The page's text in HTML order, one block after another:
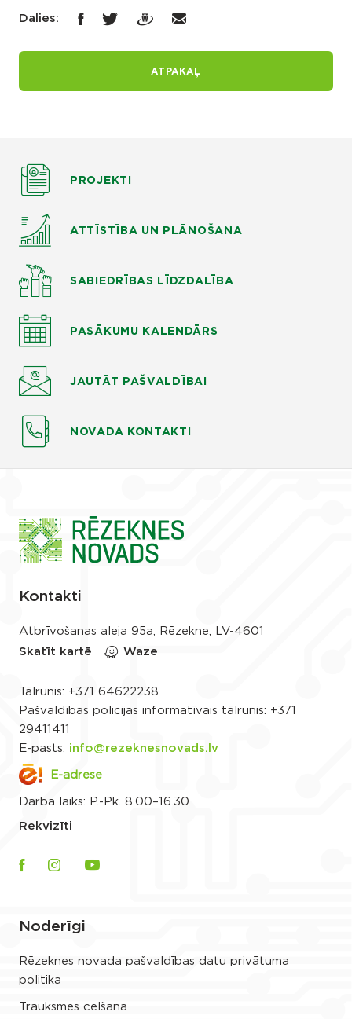
Dalies:
ATPAKAĻ
PROJEKTI
ATTĪSTĪBA UN PLĀNOŠANA
SABIEDRĪBAS LĪDZDALĪBA
PASĀKUMU KALENDĀRS
JAUTĀT PAŠVALDĪBAI
NOVADA KONTAKTI
Kontakti
Atbrīvošanas aleja 95a, Rēzekne, LV-4601
Skatīt kartē
Waze
Tālrunis: +371 64622238
Pašvaldības policijas informatīvais tālrunis: +371
29411411
E-pasts: info@rezeknesnovads.lv
E-adrese
Darba laiks: P.-Pk. 8.00–16.30
Rekvizīti
Noderīgi
Rēzeknes novada pašvaldības datu privātuma
politika
Trauksmes celšana